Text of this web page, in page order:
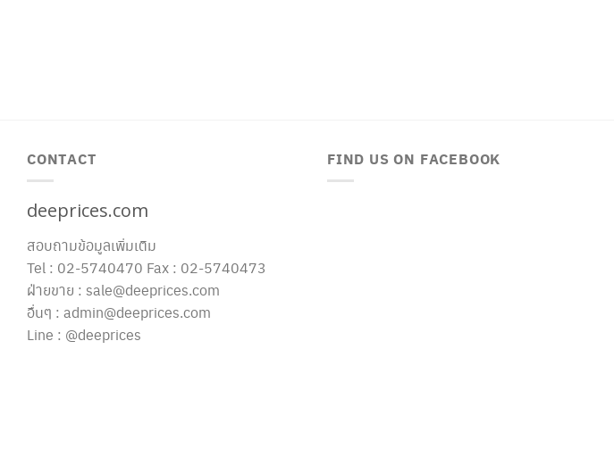
CONTACT
deeprices.com
สอบถามข้อมูลเพิ่มเติม
Tel : 02-5740470 Fax : 02-5740473
ฝ่ายขาย : sale@deeprices.com
อื่นๆ : admin@deeprices.com
Line : @deeprices
FIND US ON FACEBOOK